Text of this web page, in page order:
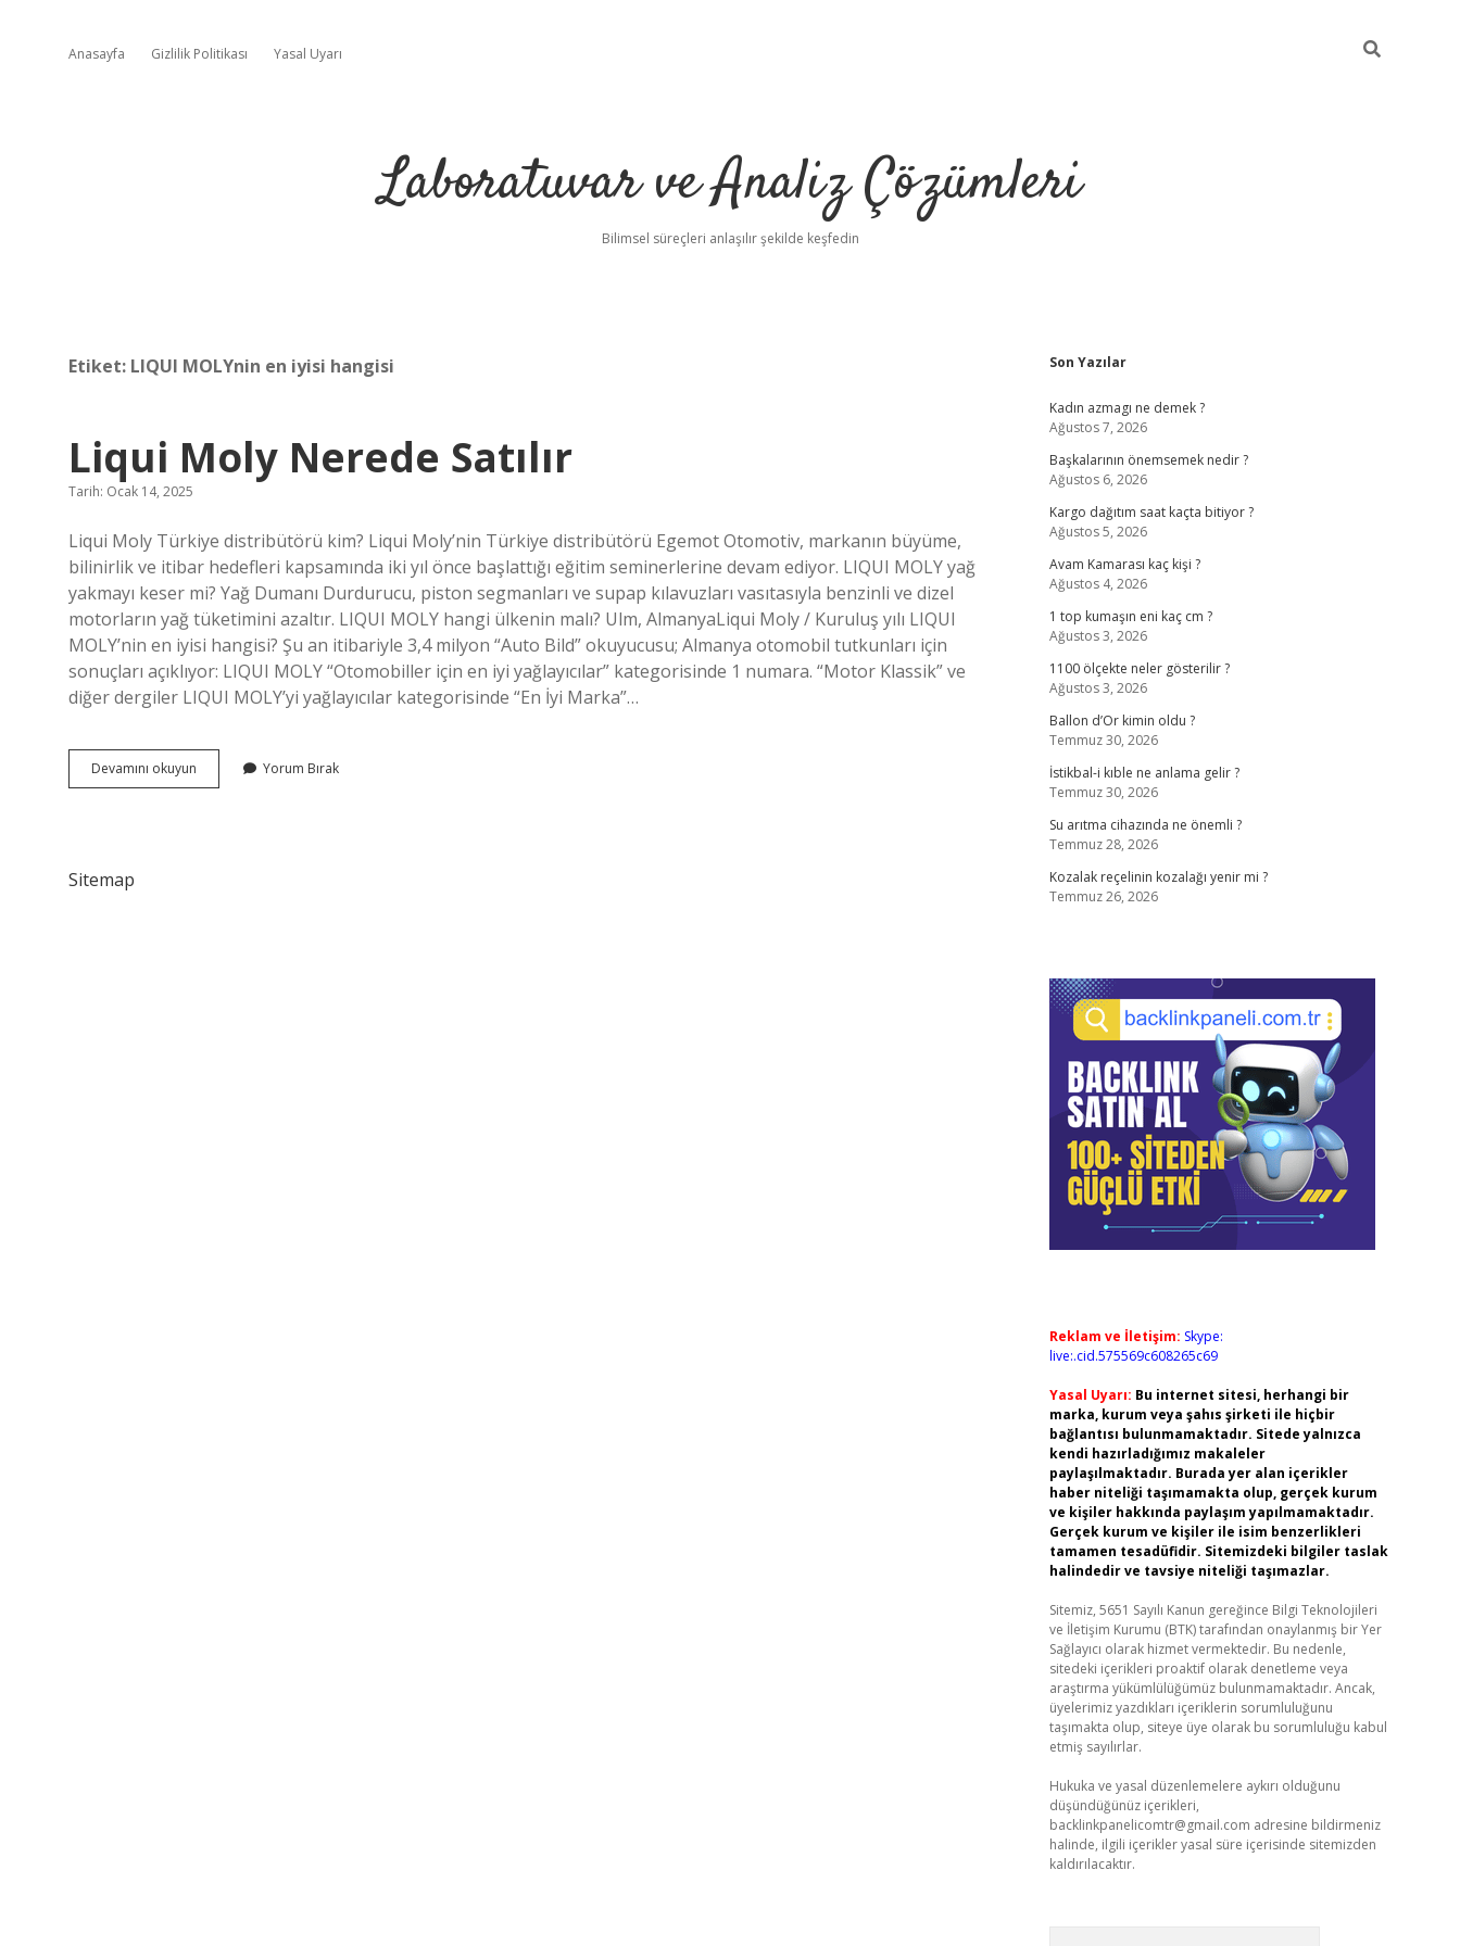
Anasayfa Gizlilik Politikası Yasal Uyarı
Laboratuvar ve Analiz Çözümleri
Bilimsel süreçleri anlaşılır şekilde keşfedin
Etiket: LIQUI MOLYnin en iyisi hangisi
Liqui Moly Nerede Satılır
Tarih: Ocak 14, 2025
Liqui Moly Türkiye distribütörü kim? Liqui Moly’nin Türkiye distribütörü Egemot Otomotiv, markanın büyüme,
bilinirlik ve itibar hedefleri kapsamında iki yıl önce başlattığı eğitim seminerlerine devam ediyor. LIQUI MOLY yağ
yakmayı keser mi? Yağ Dumanı Durdurucu, piston segmanları ve supap kılavuzları vasıtasıyla benzinli ve dizel
motorların yağ tüketimini azaltır. LIQUI MOLY hangi ülkenin malı? Ulm, AlmanyaLiqui Moly / Kuruluş yılı LIQUI
MOLY’nin en iyisi hangisi? Şu an itibariyle 3,4 milyon “Auto Bild” okuyucusu; Almanya otomobil tutkunları için
sonuçları açıklıyor: LIQUI MOLY “Otomobiller için en iyi yağlayıcılar” kategorisinde 1 numara. “Motor Klassik” ve
diğer dergiler LIQUI MOLY’yi yağlayıcılar kategorisinde “En İyi Marka”…
Devamını okuyun
Moly
Yorum Bırak
Sitemap
Sidebar
Son Yazılar
Kadın azmagı ne demek ?
Ağustos 7, 2026
Başkalarının önemsemek nedir ?
Ağustos 6, 2026
Kargo dağıtım saat kaçta bitiyor ?
Ağustos 5, 2026
Avam Kamarası kaç kişi ?
Ağustos 4, 2026
1 top kumaşın eni kaç cm ?
Ağustos 3, 2026
1100 ölçekte neler gösterilir ?
Ağustos 3, 2026
Ballon d’Or kimin oldu ?
Temmuz 30, 2026
İstikbal-i kıble ne anlama gelir ?
Temmuz 30, 2026
Su arıtma cihazında ne önemli ?
Temmuz 28, 2026
Kozalak reçelinin kozalağı yenir mi ?
Temmuz 26, 2026
Reklam ve İletişim: Skype:
live:.cid.575569c608265c69
Yasal Uyarı: Bu internet sitesi, herhangi bir
marka, kurum veya şahıs şirketi ile hiçbir
bağlantısı bulunmamaktadır. Sitede yalnızca
kendi hazırladığımız makaleler
paylaşılmaktadır. Burada yer alan içerikler
haber niteliği taşımamakta olup, gerçek kurum
ve kişiler hakkında paylaşım yapılmamaktadır.
Gerçek kurum ve kişiler ile isim benzerlikleri
tamamen tesadüfidir. Sitemizdeki bilgiler taslak
halindedir ve tavsiye niteliği taşımazlar.
Sitemiz, 5651 Sayılı Kanun gereğince Bilgi Teknolojileri
ve İletişim Kurumu (BTK) tarafından onaylanmış bir Yer
Sağlayıcı olarak hizmet vermektedir. Bu nedenle,
sitedeki içerikleri proaktif olarak denetleme veya
araştırma yükümlülüğümüz bulunmamaktadır. Ancak,
üyelerimiz yazdıkları içeriklerin sorumluluğunu
taşımakta olup, siteye üye olarak bu sorumluluğu kabul
etmiş sayılırlar.
Hukuka ve yasal düzenlemelere aykırı olduğunu
düşündüğünüz içerikleri,
backlinkpanelicomtr@gmail.com adresine bildirmeniz
halinde, ilgili içerikler yasal süre içerisinde sitemizden
kaldırılacaktır.